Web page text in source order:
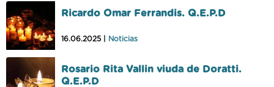
Ricardo Omar Ferrandis. Q.E.P.D
16.06.2025 | Noticias
Rosario Rita Vallin viuda de Doratti.
Q.E.P.D